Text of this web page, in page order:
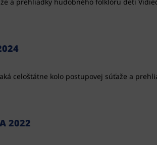
celoštátne kolo postupovej súťaže a
2022